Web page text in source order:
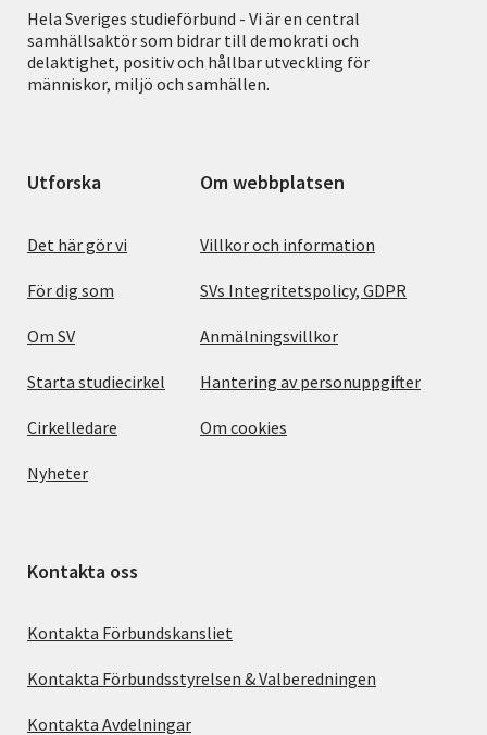
Hela Sveriges studieförbund - Vi är en central
samhällsaktör som bidrar till demokrati och
delaktighet, positiv och hållbar utveckling för
människor, miljö och samhällen.
Utforska
Det här gör vi
För dig som
Om SV
Starta studiecirkel
Cirkelledare
Nyheter
Om webbplatsen
Villkor och information
SVs Integritetspolicy, GDPR
Anmälningsvillkor
Hantering av personuppgifter
Om cookies
Kontakta oss
Kontakta Förbundskansliet
Kontakta Förbundsstyrelsen & Valberedningen
Kontakta Avdelningar